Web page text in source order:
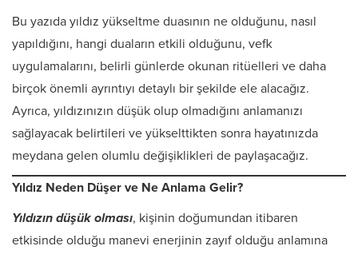
Bu yazıda yıldız yükseltme duasının ne olduğunu, nasıl
yapıldığını, hangi duaların etkili olduğunu, vefk
uygulamalarını, belirli günlerde okunan ritüelleri ve daha
birçok önemli ayrıntıyı detaylı bir şekilde ele alacağız.
Ayrıca, yıldızınızın düşük olup olmadığını anlamanızı
sağlayacak belirtileri ve yükselttikten sonra hayatınızda
meydana gelen olumlu değişiklikleri de paylaşacağız.
Yıldız Neden Düşer ve Ne Anlama Gelir?
Yıldızın düşük olması, kişinin doğumundan itibaren
etkisinde olduğu manevi enerjinin zayıf olduğu anlamına